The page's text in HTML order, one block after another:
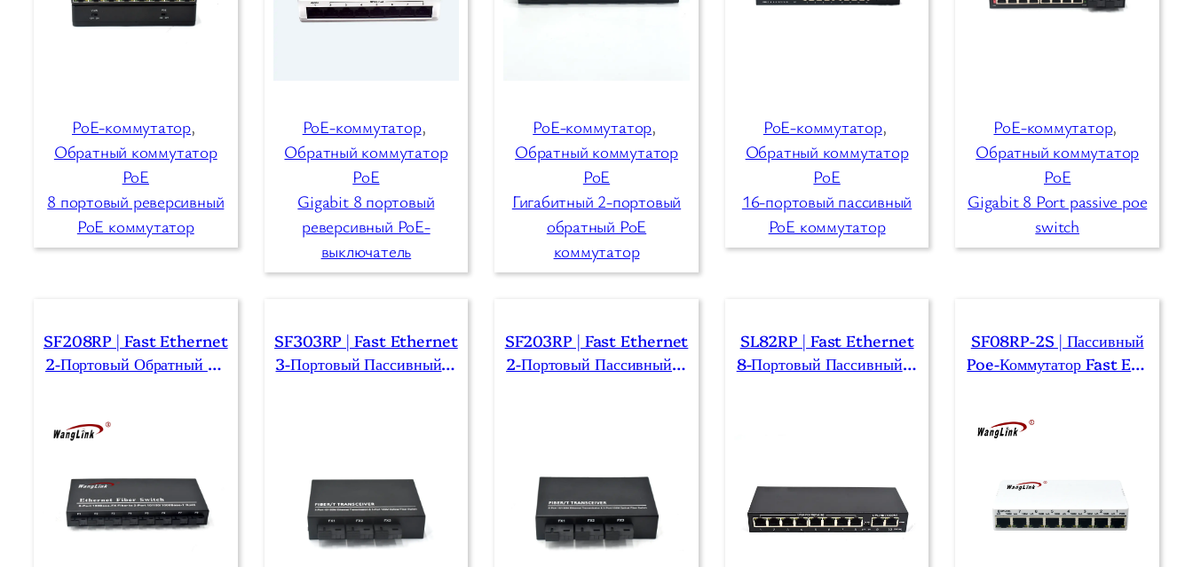
PoE-коммутатор
Обратный коммутатор
PoE
8 портовый реверсивный
PoE коммутатор
PoE-коммутатор
Обратный коммутатор
PoE
Gigabit 8 портовый
реверсивный PoE-
выключатель
PoE-коммутатор
Обратный коммутатор
PoE
Гигабитный 2-портовый
обратный PoE
коммутатор
PoE-коммутатор
Обратный коммутатор
PoE
16-портовый пассивный
PoE коммутатор
PoE-коммутатор
Обратный коммутатор
PoE
Gigabit 8 Port passive poe
switch
SF208RP | Fast Ethernet
2-Портовый Обратный Po
SF303RP | Fast Ethernet
3-Портовый Пассивный К
SF203RP | Fast Ethernet
2-Портовый Пассивный К
SL82RP | Fast Ethernet
8-Портовый Пассивный К
SF08RP-2S | Пассивный
Poe-Коммутатор Fast Eth